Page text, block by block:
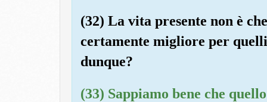
(32) La vita presente non è
certamente migliore per
dunque?
(33) Sappiamo bene che